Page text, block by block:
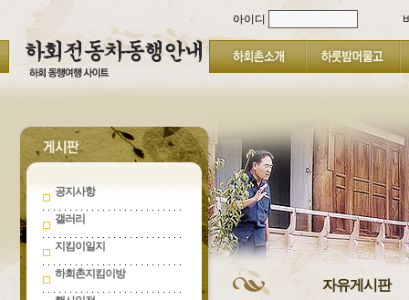
공지사항
갤러리
지킴이일지
하회촌지킴이방
아이디
자유게시판